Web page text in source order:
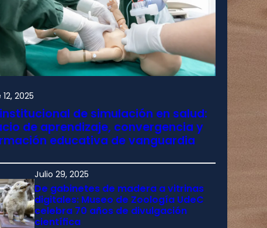
2025
de simulación en salud:
de aprendizaje, convergencia y
educativa de vanguardia
Julio 29, 2025
De gabinetes de madera a vitrinas
digitales: Museo de Zoología UdeC
celebra 70 años de divulgación
científica